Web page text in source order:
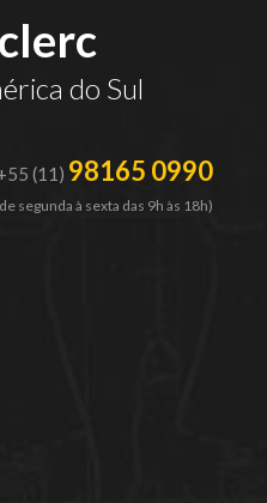
do Sul
(11) 98165 0990
segunda à sexta das 9h às 18h)